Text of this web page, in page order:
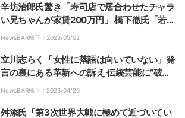
辛坊治郎氏驚き「寿司店で居合わせたチャラ
い兄ちゃんが家賃200万円」 橋下徹氏「若く
て才覚がある人は起業や投資でうまくリター
NewsBAR橋下｜ 2023/05/02
立川志らく「女性に落語は向いていない」発
言の裏にある革新への訴え 伝統芸能に“破壊
者”は必要か 橋下氏「行政の補助はいる？」
NewsBAR橋下｜ 2023/04/20
舛添氏「第3次世界大戦に極めて近づいてい